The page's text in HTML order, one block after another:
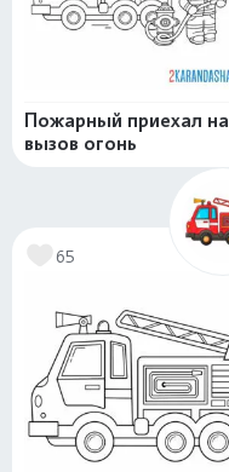
Пожарный приехал на
вызов огонь
65